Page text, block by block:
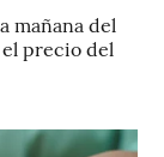
mañana del
precio del